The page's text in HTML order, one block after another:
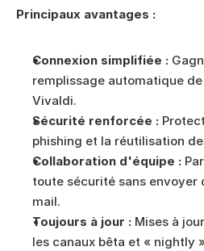
Principaux avantages :
Connexion simplifiée :
remplissage automatique
Vivaldi.
Sécurité renforcée :
phishing et la réutilisation
Collaboration d'équipe :
toute sécurité sans envoyer
mail.
Toujours à jour : Mises à
les canaux bêta et « nightly